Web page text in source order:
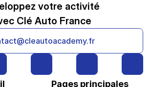
votre activité
Clé Auto France
Pages principales